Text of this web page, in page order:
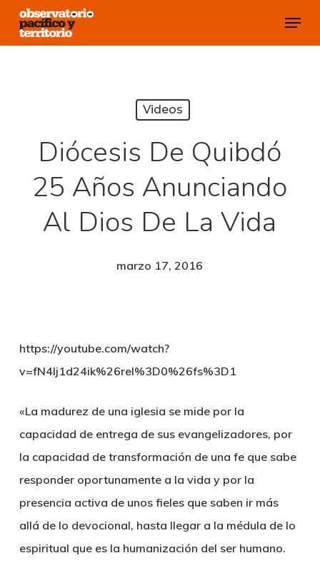
Skip
Menu
Videos
Diócesis De Quibdó
25 Años Anunciando
Al Dios De La Vida
marzo 17, 2016
https://youtube.com/watch?
v=fN4Ij1d24ik%26rel%3D0%26fs%3D1
«La madurez de una iglesia se mide por la
capacidad de entrega de sus evangelizadores, por
la capacidad de transformación de una fe que sabe
responder oportunamente a la vida y por la
presencia activa de unos fieles que saben ir más
allá de lo devocional, hasta llegar a la médula de lo
espiritual que es la humanización del ser humano.
Close